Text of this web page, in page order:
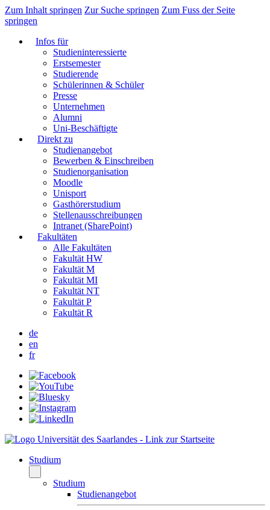
Zum Inhalt springen Zur Suche springen Zum Fuss der Seite
springen
Infos für
Studieninteressierte
Erstsemester
Studierende
Schülerinnen & Schüler
Presse
Unternehmen
Alumni
Uni-Beschäftigte
Direkt zu
Studienangebot
Bewerben & Einschreiben
Studienorganisation
Moodle
Unisport
Gasthörerstudium
Stellenausschreibungen
Intranet (SharePoint)
Fakultäten
Alle Fakultäten
Fakultät HW
Fakultät M
Fakultät MI
Fakultät NT
Fakultät P
Fakultät R
de
en
fr
Studium
Studium
Studienangebot